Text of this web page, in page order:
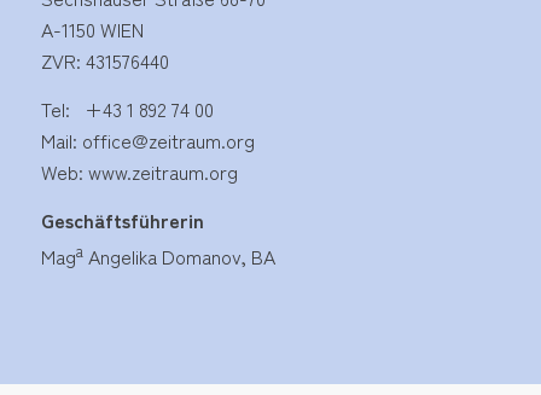
A-1150 WIEN
ZVR: 431576440
Tel:
+43 1 892 74 00
Mail: office@zeitraum.org
Web: www.zeitraum.org
Geschäftsführerin
MagaAngelika Domanov, BA